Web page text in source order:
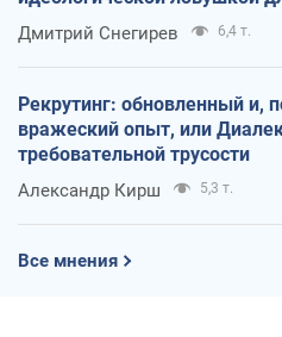
оккупантов
Дмитрий Снегирев 6,4 т.
Рекрутинг: обновленный и,
вражеский опыт, или
требовательной трусости
Александр Кирш 5,3 т.
Все мнения